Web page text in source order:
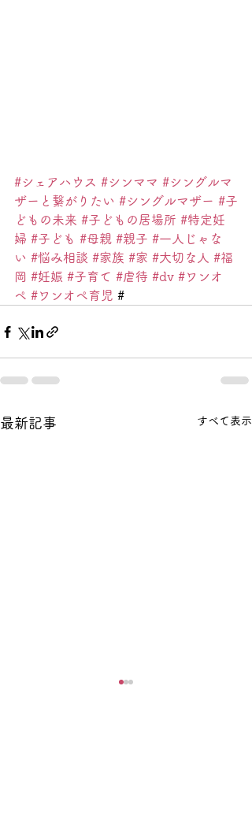
#シェアハウス #シンママ #シングルマ
ザーと繋がりたい #シングルマザー #子
どもの未来 #子どもの居場所 #特定妊
婦 #子ども #母親 #親子 #一人じゃな
い #悩み相談 #家族 #家 #大切な人 #福
岡 #妊娠 #子育て #虐待 #dv #ワンオ
ペ #ワンオペ育児 #
最新記事 すべて表示